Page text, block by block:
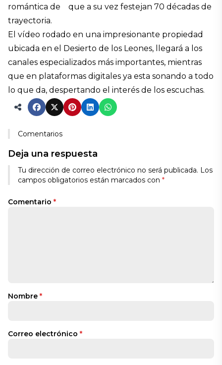
romántica de que a su vez festejan 70 décadas de
trayectoria.
El vídeo rodado en una impresionante propiedad
ubicada en el Desierto de los Leones, llegará a los
canales especializados más importantes, mientras
que en plataformas digitales ya esta sonando a todo
lo que da, despertando el interés de los escuchas.
Comentarios
Deja una respuesta
Tu dirección de correo electrónico no será publicada. Los
campos obligatorios están marcados con *
Comentario *
Nombre *
Correo electrónico *